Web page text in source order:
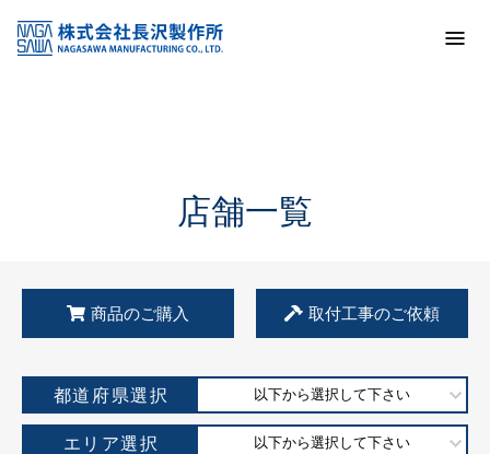
KSS加盟店・取扱店情報
店舗一覧
店舗一覧
商品のご購入 取付工事のご依頼
都道府県選択 以下から選択して下さい
エリア選択 以下から選択して下さい